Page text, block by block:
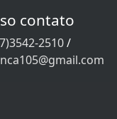
contato
2510/